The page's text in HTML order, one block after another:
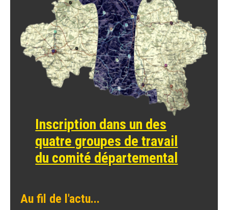
Inscription dans un des
quatre groupes de travail
du comité départemental
Au fil de l'actu...